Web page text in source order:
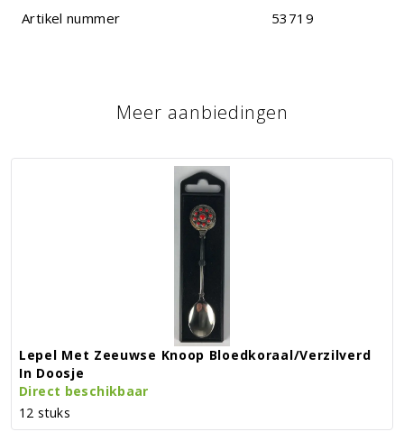
Artikel nummer 53719
Meer aanbiedingen
Lepel Met Zeeuwse Knoop Bloedkoraal/verzilverd
In Doosje
Direct beschikbaar
12 stuks